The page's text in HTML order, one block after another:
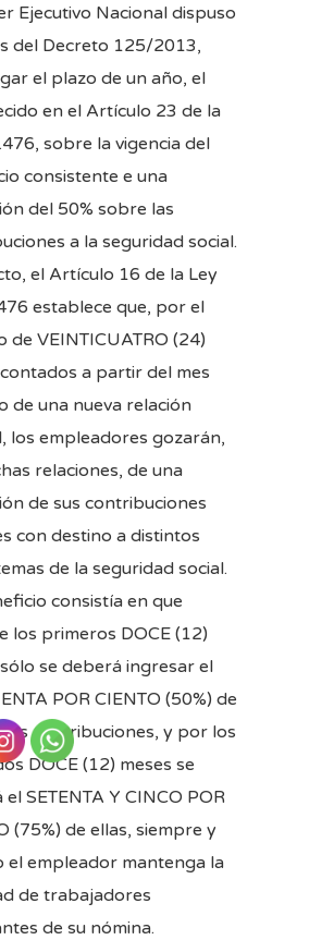
Ejecutivo Nacional dispuso
del Decreto 125/2013,
el plazo de un año, el
en el Artículo 23 de la
sobre la vigencia del
consistente e una
del 50% sobre las
a la seguridad social.
el Artículo 16 de la Ley
establece que, por el
de VEINTICUATRO (24)
a partir del mes
de una nueva relación
los empleadores gozarán,
relaciones, de una
de sus contribuciones
con destino a distintos
de la seguridad social.
consistía en que
los primeros DOCE (12)
se deberá ingresar el
POR CIENTO (50%) de
contribuciones, y por los
DOCE (12) meses se
SETENTA Y CINCO POR
(75%) de ellas, siempre y
el empleador mantenga la
de trabajadores
de su nómina.